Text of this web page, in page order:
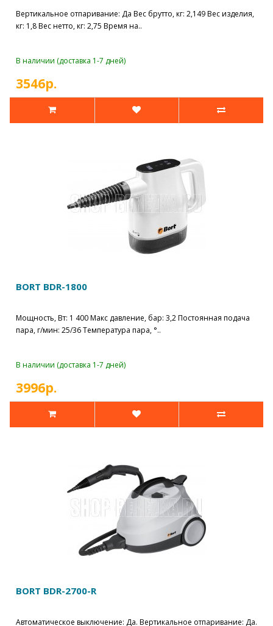
Вертикальное отпаривание: Да Вес брутто, кг: 2,149 Вес изделия,
кг: 1,8 Вес нетто, кг: 2,75 Время на..
В наличии (доставка 1-7 дней)
3546р.
BORT BDR-1800
Мощность, Вт: 1 400 Макс давление, бар: 3,2 Постоянная подача
пара, г/мин: 25/36 Температура пара, °..
В наличии (доставка 1-7 дней)
3996р.
BORT BDR-2700-R
Автоматическое выключение: Да. Вертикальное отпаривание: Да.